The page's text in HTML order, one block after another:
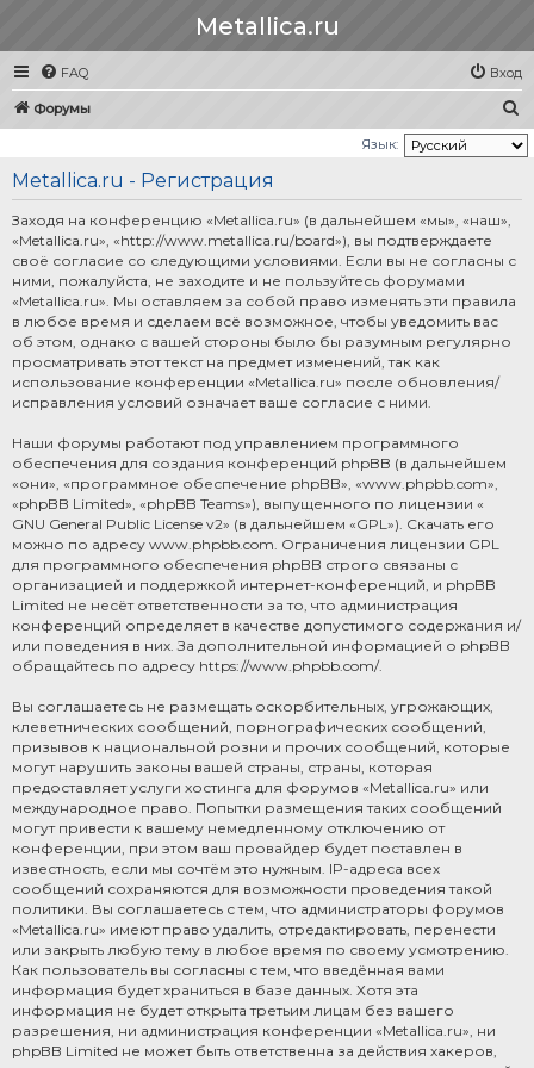
Metallica.ru
FAQ Вход
Форумы
о
Язык:
Metallica.ru - Регистрация
Заходя на конференцию «Metallica.ru» (в дальнейшем «мы», «наш»,
«Metallica.ru», «http://www.metallica.ru/board»), вы подтверждаете
своё согласие со следующими условиями. Если вы не согласны с
ними, пожалуйста, не заходите и не пользуйтесь форумами
«Metallica.ru». Мы оставляем за собой право изменять эти правила
в любое время и сделаем всё возможное, чтобы уведомить вас
об этом, однако с вашей стороны было бы разумным регулярно
просматривать этот текст на предмет изменений, так как
использование конференции «Metallica.ru» после обновления/
исправления условий означает ваше согласие с ними.
Наши форумы работают под управлением программного
обеспечения для создания конференций phpBB (в дальнейшем
«они», «программное обеспечение phpBB», «www.phpbb.com»,
«phpBB Limited», «phpBB Teams»), выпущенного по лицензии «
GNU General Public License v2» (в дальнейшем «GPL»). Скачать его
можно по адресу www.phpbb.com. Ограничения лицензии GPL
для программного обеспечения phpBB строго связаны с
организацией и поддержкой интернет-конференций, и phpBB
Limited не несёт ответственности за то, что администрация
конференций определяет в качестве допустимого содержания и/
или поведения в них. За дополнительной информацией о phpBB
обращайтесь по адресу https://www.phpbb.com/.
Вы соглашаетесь не размещать оскорбительных, угрожающих,
клеветнических сообщений, порнографических сообщений,
призывов к национальной розни и прочих сообщений, которые
могут нарушить законы вашей страны, страны, которая
предоставляет услуги хостинга для форумов «Metallica.ru» или
международное право. Попытки размещения таких сообщений
могут привести к вашему немедленному отключению от
конференции, при этом ваш провайдер будет поставлен в
известность, если мы сочтём это нужным. IP-адреса всех
сообщений сохраняются для возможности проведения такой
политики. Вы соглашаетесь с тем, что администраторы форумов
«Metallica.ru» имеют право удалить, отредактировать, перенести
или закрыть любую тему в любое время по своему усмотрению.
Как пользователь вы согласны с тем, что введённая вами
информация будет храниться в базе данных. Хотя эта
информация не будет открыта третьим лицам без вашего
разрешения, ни администрация конференции «Metallica.ru», ни
phpBB Limited не может быть ответственна за действия хакеров,